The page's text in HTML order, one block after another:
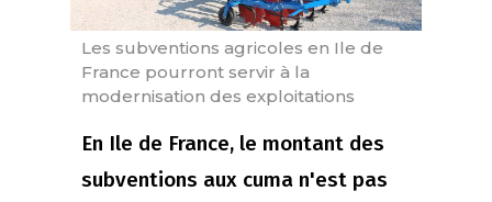
Les subventions agricoles en Ile de
France pourront servir à la
modernisation des exploitations
En Ile de France, le montant des
subventions aux cuma n'est pas